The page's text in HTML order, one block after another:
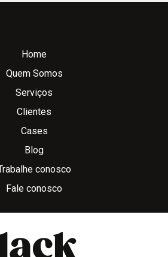
Home
Quem Somos
Serviços
Clientes
Cases
Blog
conosco
Fale conosco